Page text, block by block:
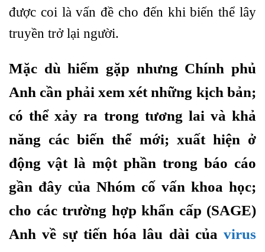
được coi là vấn đề cho đến khi biến thể lây
truyền trở lại người.
Mặc dù hiếm gặp nhưng Chính phủ
Anh cần phải xem xét những kịch bản;
có thể xảy ra trong tương lai và khả
năng các biến thể mới; xuất hiện ở
động vật là một phần trong báo cáo
gần đây của Nhóm cố vấn khoa học;
cho các trường hợp khẩn cấp (SAGE)
Anh về sự tiến hóa lâu dài của virus